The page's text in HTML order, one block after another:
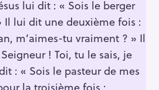
lui dit : « Sois le berger
Il lui dit une deuxième fois :
m’aimes-tu vraiment ? » Il
! Toi, tu le sais, je
: « Sois le pasteur de mes